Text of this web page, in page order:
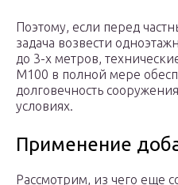
Поэтому, если перед
задача возвести
до 3-х метров,
М100 в полной мере
долговечность
условиях.
Применение
Рассмотрим, из чего еще